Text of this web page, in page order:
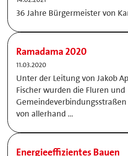
36 Jahre Bürgermeister von
Ramadama 2020
11.03.2020
Unter der Leitung von Jakob
Fischer wurden die Fluren und
von allerhand …
Energieeffizientes Bauen